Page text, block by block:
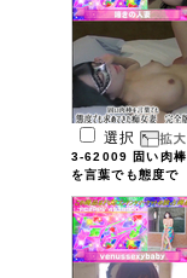
選択
3-62009 固い肉棒
を言葉でも態度で